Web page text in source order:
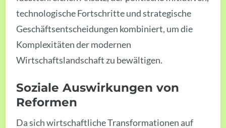
technologische Fortschritte und strategische
Geschäftsentscheidungen kombiniert, um die
Komplexitäten der modernen
Wirtschaftslandschaft zu bewältigen.
Soziale Auswirkungen von
Reformen
Da sich wirtschaftliche Transformationen auf